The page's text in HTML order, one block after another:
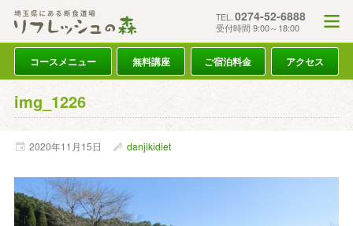
TEL. 0274-52-6888
受付時間 9:00～18:00
コースメニュー 無料講座 ご宿泊料金 アクセス
img_1226
2020年11月15日 danjikidiet